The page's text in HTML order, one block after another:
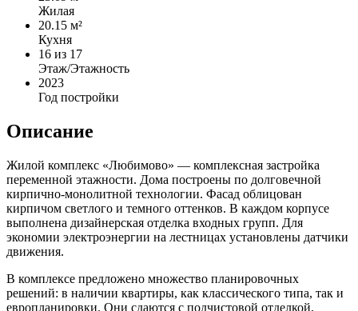
Жилая
20.15 м²
Кухня
16 из 17
Этаж/Этажность
2023
Год постройки
Описание
Жилой комплекс «Любимово» — комплексная застройка
переменной этажности. Дома построены по долговечной
кирпично-монолитной технологии. Фасад облицован
кирпичом светлого и темного оттенков. В каждом корпусе
выполнена дизайнерская отделка входных групп. Для
экономии электроэнергии на лестницах установлены датчики
движения.
В комплексе предложено множество планировочных
решений: в наличии квартиры, как классического типа, так и
европланировки. Они сдаются с подчистовой отделкой,